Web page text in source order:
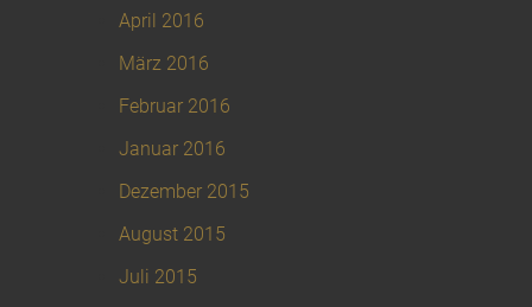
April 2016
März 2016
Februar 2016
Januar 2016
Dezember 2015
August 2015
Juli 2015